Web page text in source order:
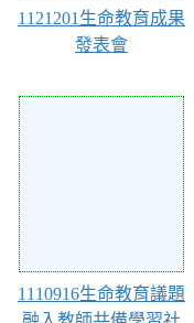
1121201生命教育成果
發表會
1110916生命教育議題